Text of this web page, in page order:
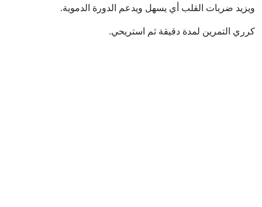
ويزيد ضربات القلب أي يسهل ويدعم الدورة الدموية.
كرري التمرين لمدة دقيقة ثم استريحي.